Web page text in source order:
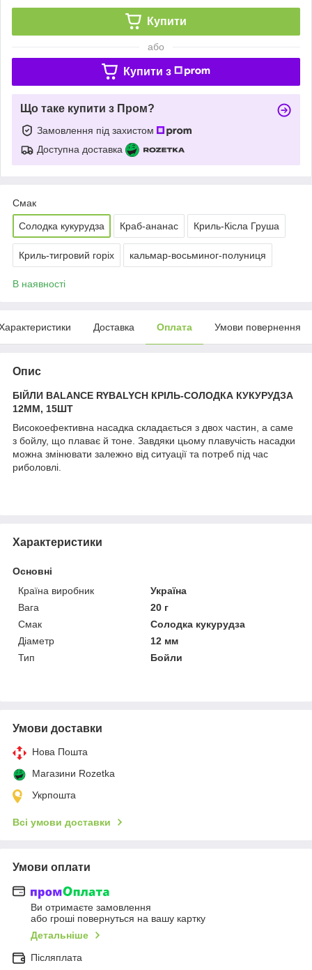
Купити
або
Купити з
Що таке купити з Пром?
Замовлення під захистом
Доступна доставка
Смак
Солодка кукурудза Краб-ананас Криль-Кісла Груша
Криль-тигровий горіх кальмар-восьминог-полуниця
В наявності
Доставка Оплата Умови повернення
Опис
БІЙЛИ BALANCE RYBALYCH КРІЛЬ-СОЛОДКА КУКУРУДЗА
12ММ, 15ШТ
Високоефективна насадка складається з двох частин, а саме
з бойлу, що плаває й тоне. Завдяки цьому плавучість насадки
можна змінювати залежно від ситуації та потреб під час
риболовлі.
Характеристики
Основні
Країна виробник
Україна
Вага
20 г
Смак
Солодка кукурудза
Діаметр
12 мм
Тип
Бойли
Умови доставки
Нова Пошта
Магазини Rozetka
Укрпошта
Всі умови доставки
Умови оплати
Ви отримаєте замовлення
або гроші повернуться на вашу картку
Детальніше
Післяплата